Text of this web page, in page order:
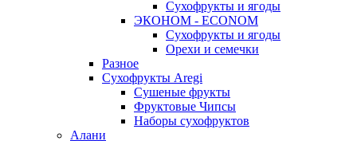
Сухофрукты и ягоды
ЭКОНОМ - ECONOM
Сухофрукты и ягоды
Орехи и семечки
Разное
Сухофрукты Aregi
Сушеные фрукты
Фруктовые Чипсы
Наборы сухофруктов
Алани